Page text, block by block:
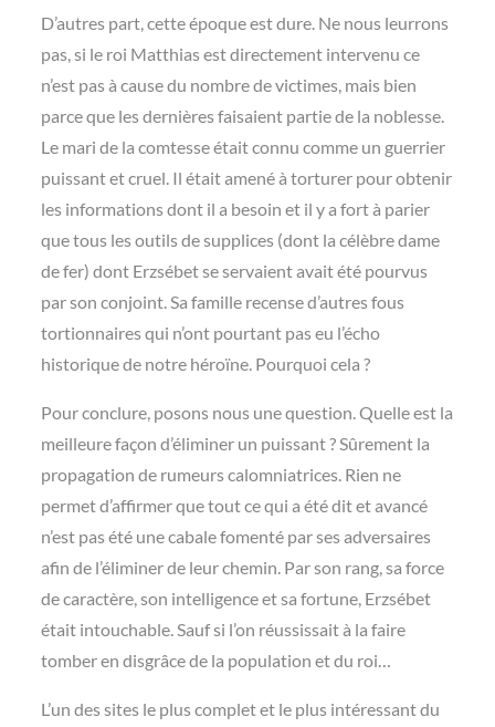
D’autres part, cette époque est dure. Ne nous leurrons
pas, si le roi Matthias est directement intervenu ce
n’est pas à cause du nombre de victimes, mais bien
parce que les dernières faisaient partie de la noblesse.
Le mari de la comtesse était connu comme un guerrier
puissant et cruel. Il était amené à torturer pour obtenir
les informations dont il a besoin et il y a fort à parier
que tous les outils de supplices (dont la célèbre dame
de fer) dont Erzsébet se servaient avait été pourvus
par son conjoint. Sa famille recense d’autres fous
tortionnaires qui n’ont pourtant pas eu l’écho
historique de notre héroïne. Pourquoi cela ?
Pour conclure, posons nous une question. Quelle est la
meilleure façon d’éliminer un puissant ? Sûrement la
propagation de rumeurs calomniatrices. Rien ne
permet d’affirmer que tout ce qui a été dit et avancé
n’est pas été une cabale fomenté par ses adversaires
afin de l’éliminer de leur chemin. Par son rang, sa force
de caractère, son intelligence et sa fortune, Erzsébet
était intouchable. Sauf si l’on réussissait à la faire
tomber en disgrâce de la population et du roi…
L’un des sites le plus complet et le plus intéressant du